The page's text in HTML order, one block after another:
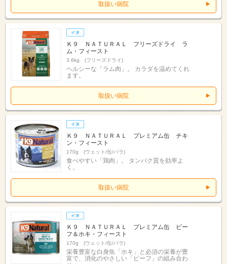
取扱い病院
Ｋ９ ＮＡＴＵＲＡＬ フリーズドライ ラ
ム・フィースト
3.6kg (フリーズドライ)
ヘルシーな「ラム肉」。 カラダを温めてくれ
ます。
取扱い病院
Ｋ９ ＮＡＴＵＲＡＬ プレミアム缶 チキ
ン・フィースト
170g (ウェット/缶/バラ)
食べやすい「鶏肉」。 タンパク質を効率よ
く。
取扱い病院
Ｋ９ ＮＡＴＵＲＡＬ プレミアム缶 ビー
フ＆ホキ・フィースト
170g (ウェット/缶/バラ)
栄養豊富な白身魚「ホキ」と必須の栄養が豊
富で、消化のやさしい「ビーフ」の組み合わ